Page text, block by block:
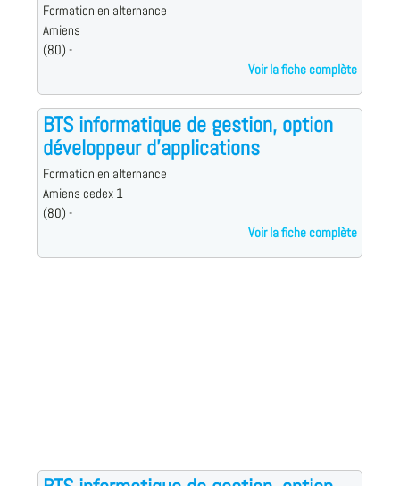
Formation en alternance
Amiens
(80) -
Voir la fiche complète
BTS informatique de gestion, option
développeur d'applications
Formation en alternance
Amiens cedex 1
(80) -
Voir la fiche complète